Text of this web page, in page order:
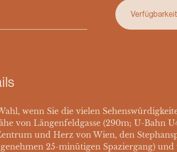
wenn Sie die vielen
von Längenfeldgasse (290m; U-Bahn
und Herz von Wien, den
25-minütigen Spaziergang) und